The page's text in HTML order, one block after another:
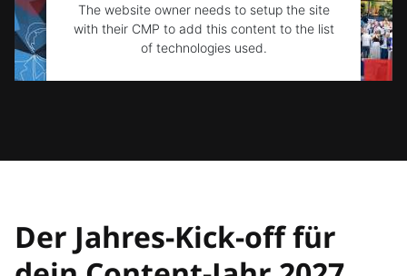
The website owner needs to setup the site
with their CMP to add this content to the list
of technologies used.
Powered byUsercentrics Consent
Der Jahres-Kick-off für